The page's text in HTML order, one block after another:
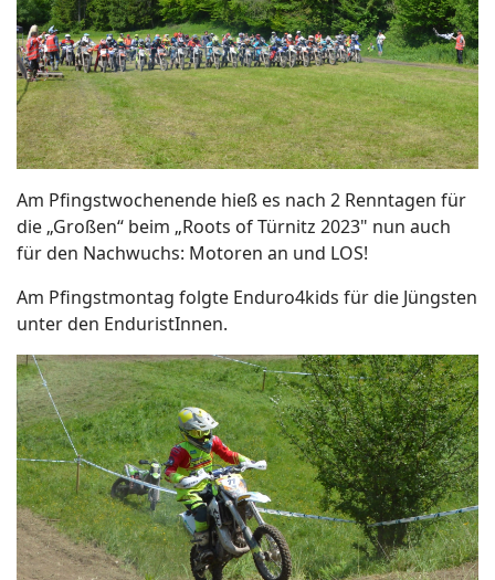
Am Pfingstwochenende hieß es nach 2 Renntagen für
die „Großen“ beim „Roots of Türnitz 2023" nun auch
für den Nachwuchs: Motoren an und LOS!
Am Pfingstmontag folgte Enduro4kids für die Jüngsten
unter den EnduristInnen.